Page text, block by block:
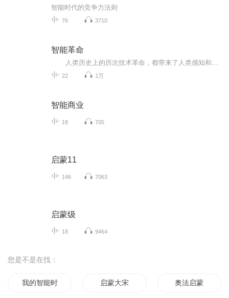
智能时代的竞争力法则
76 3710
智能革命
22 1万
智能商业
18 705
启蒙11
146 7063
启蒙级
18 9464
您是不是在找：
我的智能时代 启蒙大宋 奥法启蒙